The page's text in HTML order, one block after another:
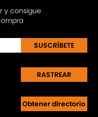
y consigue
SUSCRÍBETE
RASTREAR
Obtener directorio